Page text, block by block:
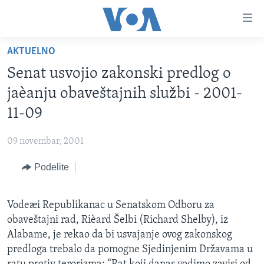
glavni
sadržaj
Idi
na
glavnu
Idi
pretragu
RUBRIKE
AMERIKA
GLOBALNE TEME
EKONOMIJA
MEDICINA
KULTURA
DRUŠTVO
TV PROGRAM
IZ AMERIKE
Learning English
PRATITE NAS
Jezici
AKTUELNO
Senat usvojio zakonski predlog o
jaèanju obaveštajnih službi - 2001-
11-09
09 novembar, 2001
Podelite
Vodeæi Republikanac u Senatskom Odboru za
obaveštajni rad, Rièard Šelbi (Richard Shelby), iz
Alabame, je rekao da bi usvajanje ovog zakonskog
predloga trebalo da pomogne Sjedinjenim Državama u